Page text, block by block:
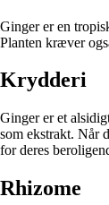
Ginger er en
Planten kræver
Krydderi
Ginger er et
som ekstrakt. Når
for deres
Rhizome